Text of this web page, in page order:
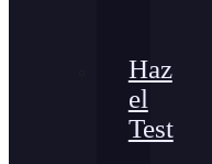
Haz
el
Test